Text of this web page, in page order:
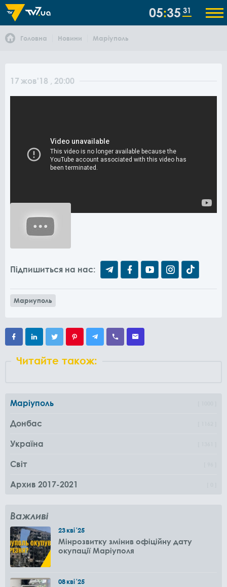
05 35 31
Головна Новини Маріуполь
17 жов'18 , 20:00
Підпишиться на нас:
Мариуполь
Читайте також:
Маріуполь
Донбас
Україна
Світ
Архив 2017-2021
Важливі
23кві'25
Мінрозвитку змінив офіційну дату
окупації Маріуполя
08кві'25